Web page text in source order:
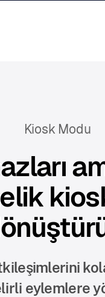
Kiosk Modu
eylemlere